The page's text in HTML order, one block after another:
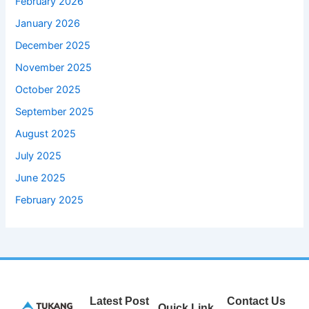
January 2026
December 2025
November 2025
October 2025
September 2025
August 2025
July 2025
June 2025
February 2025
Latest Post Contact Us